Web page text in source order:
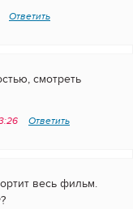
Ответить
смотреть
Ответить
весь фильм.